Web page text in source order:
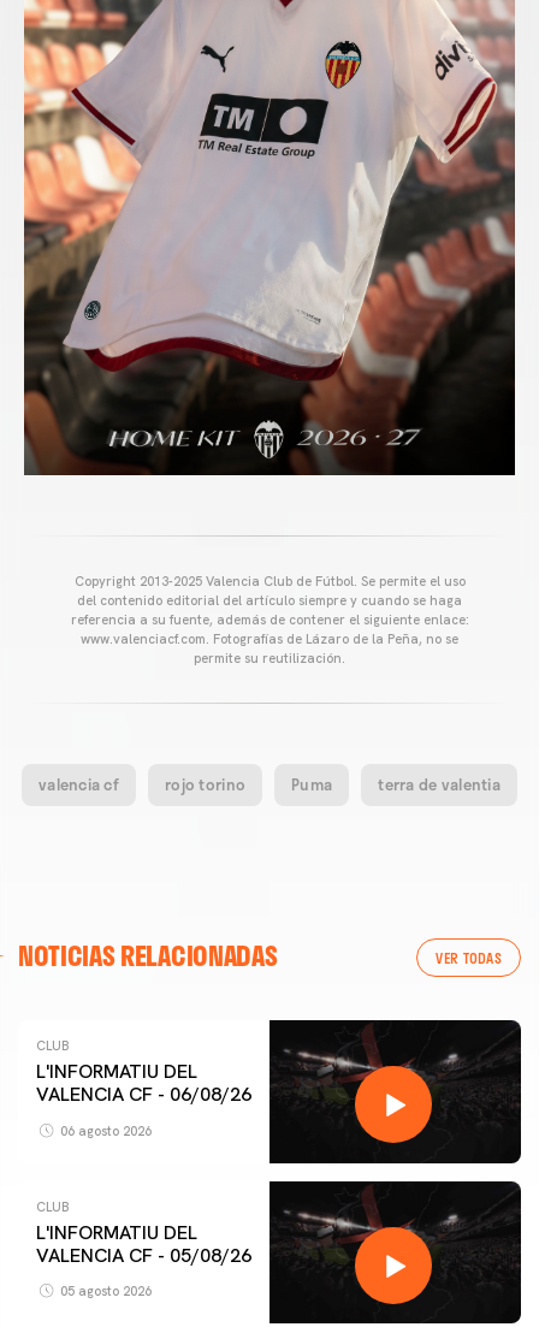
Copyright 2013-2025 Valencia Club de Fútbol. Se permite el uso
del contenido editorial del artículo siempre y cuando se haga
referencia a su fuente, además de contener el siguiente enlace:
www.valenciacf.com. Fotografías de Lázaro de la Peña, no se
permite su reutilización.
valencia cf rojo torino Puma terra de valentia
NOTICIAS RELACIONADAS VER TODAS
CLUB
L'INFORMATIU DEL
VALENCIA CF - 06/08/26
06 agosto 2026
CLUB
L'INFORMATIU DEL
VALENCIA CF - 05/08/26
05 agosto 2026